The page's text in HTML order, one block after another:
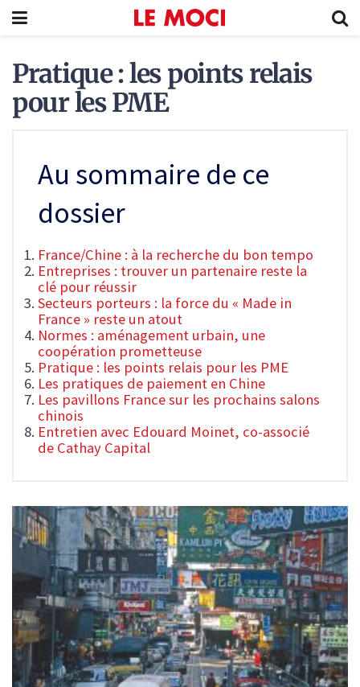
Pratique : les points relais
pour les PME
Au sommaire de ce
dossier
France/Chine : à la recherche du bon tempo
Entreprises : trouver un partenaire reste la
clé pour réussir
Secteurs porteurs : la force du « Made in
France » reste un atout
Normes : aménagement urbain, une
coopération prometteuse
Pratique : les points relais pour les PME
Les pratiques de paiement en Chine
Les pavillons France sur les prochains salons
chinois
Entretien avec Edouard Moinet, co-associé
de Cathay Capital